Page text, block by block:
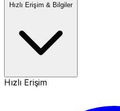
Hızlı Erişim & Bilgiler
Hızlı Erişim